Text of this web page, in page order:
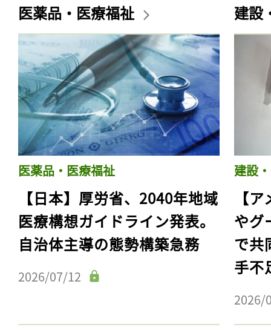
医薬品・医療福祉
医薬品・医療福祉
【日本】厚労省、2040年地域
医療構想ガイドライン発表。
自治体主導の態勢構築急務
2026/07/12
建設
建設
【
やグ
で共
手不
2026/
記事をお気に入りに
ログインが必